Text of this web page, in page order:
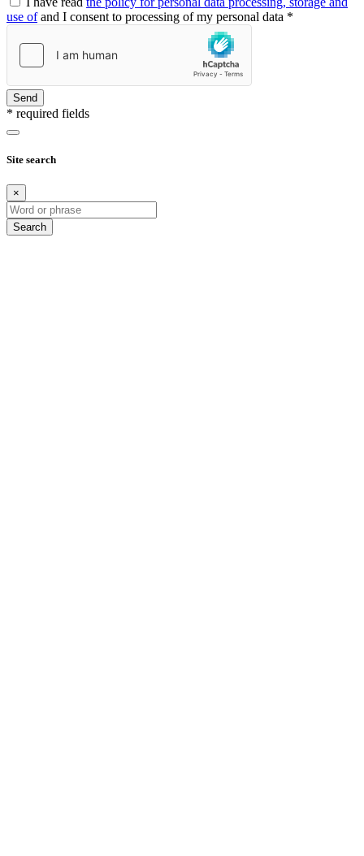
use ofand I consent to processing of my personal data *
Send
* required fields
Site search
×
Search